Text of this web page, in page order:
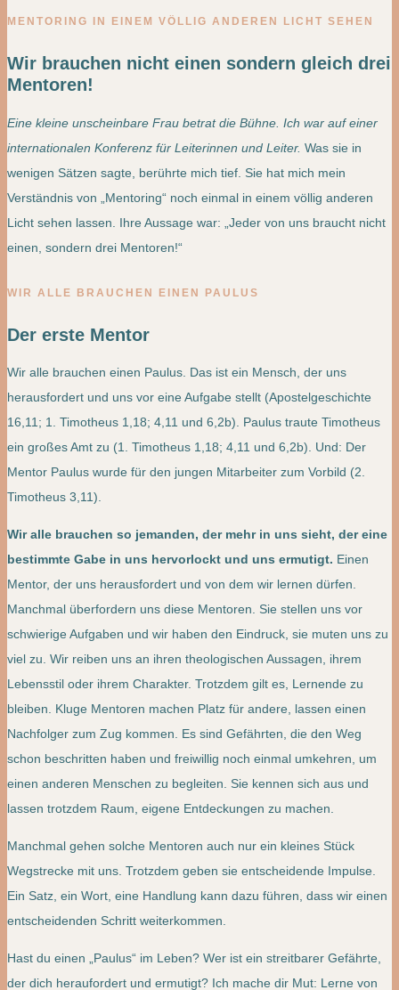
MENTORING IN EINEM VÖLLIG ANDEREN LICHT SEHEN
Wir brauchen nicht einen sondern gleich drei
Mentoren!
Eine kleine unscheinbare Frau betrat die Bühne. Ich war auf einer
internationalen Konferenz für Leiterinnen und Leiter. Was sie in
wenigen Sätzen sagte, berührte mich tief. Sie hat mich mein
Verständnis von „Mentoring“ noch einmal in einem völlig anderen
Licht sehen lassen. Ihre Aussage war: „Jeder von uns braucht nicht
einen, sondern drei Mentoren!“
WIR ALLE BRAUCHEN EINEN PAULUS
Der erste Mentor
Wir alle brauchen einen Paulus. Das ist ein Mensch, der uns
herausfordert und uns vor eine Aufgabe stellt (Apostelgeschichte
16,11; 1. Timotheus 1,18; 4,11 und 6,2b). Paulus traute Timotheus
ein großes Amt zu (1. Timotheus 1,18; 4,11 und 6,2b). Und: Der
Mentor Paulus wurde für den jungen Mitarbeiter zum Vorbild (2.
Timotheus 3,11).
Wir alle brauchen so jemanden, der mehr in uns sieht, der eine
bestimmte Gabe in uns hervorlockt und uns ermutigt. Einen
Mentor, der uns herausfordert und von dem wir lernen dürfen.
Manchmal überfordern uns diese Mentoren. Sie stellen uns vor
schwierige Aufgaben und wir haben den Eindruck, sie muten uns zu
viel zu. Wir reiben uns an ihren theologischen Aussagen, ihrem
Lebensstil oder ihrem Charakter. Trotzdem gilt es, Lernende zu
bleiben. Kluge Mentoren machen Platz für andere, lassen einen
Nachfolger zum Zug kommen. Es sind Gefährten, die den Weg
schon beschritten haben und freiwillig noch einmal umkehren, um
einen anderen Menschen zu begleiten. Sie kennen sich aus und
lassen trotzdem Raum, eigene Entdeckungen zu machen.
Manchmal gehen solche Mentoren auch nur ein kleines Stück
Wegstrecke mit uns. Trotzdem geben sie entscheidende Impulse.
Ein Satz, ein Wort, eine Handlung kann dazu führen, dass wir einen
entscheidenden Schritt weiterkommen.
Hast du einen „Paulus“ im Leben? Wer ist ein streitbarer Gefährte,
der dich heraufordert und ermutigt? Ich mache dir Mut: Lerne von